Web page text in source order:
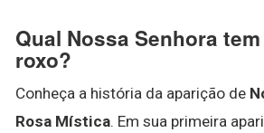
Qual Nossa Senhora
roxo?
Conheça a história da aparição de
Rosa Mística. Em sua primeira